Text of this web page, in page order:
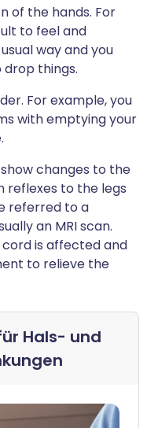
of the hands. For
to feel and
way and you
things.
For example, you
with emptying your
changes to the
reflexes to the legs
referred to a
an MRI scan.
cord is affected and
to relieve the
Hals- und